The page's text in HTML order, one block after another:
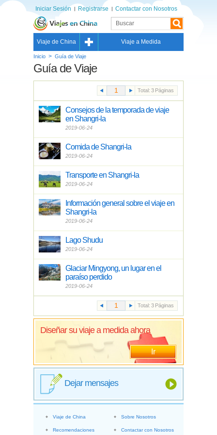
Iniciar Sesión Registrarse Contactar con Nosotros
Viaje de China Viaje a Medida
Inicio > Guía de Viaje
Guía de Viaje
Total: 3 Páginas
Consejos de la temporada de viaje
en Shangri-la
2019-06-24
Comida de Shangri-la
2019-06-24
Transporte en Shangri-la
2019-06-24
Información general sobre el viaje en
Shangri-la
2019-06-24
Lago Shudu
2019-06-24
Glaciar Mingyong, un lugar en el
paraíso perdido
2019-06-24
Total: 3 Páginas
Diseñar su viaje a medida ahora
Ir
Dejar mensajes
Viaje de China
Recomendaciones
Sobre Nosotros
Contactar con Nosotros